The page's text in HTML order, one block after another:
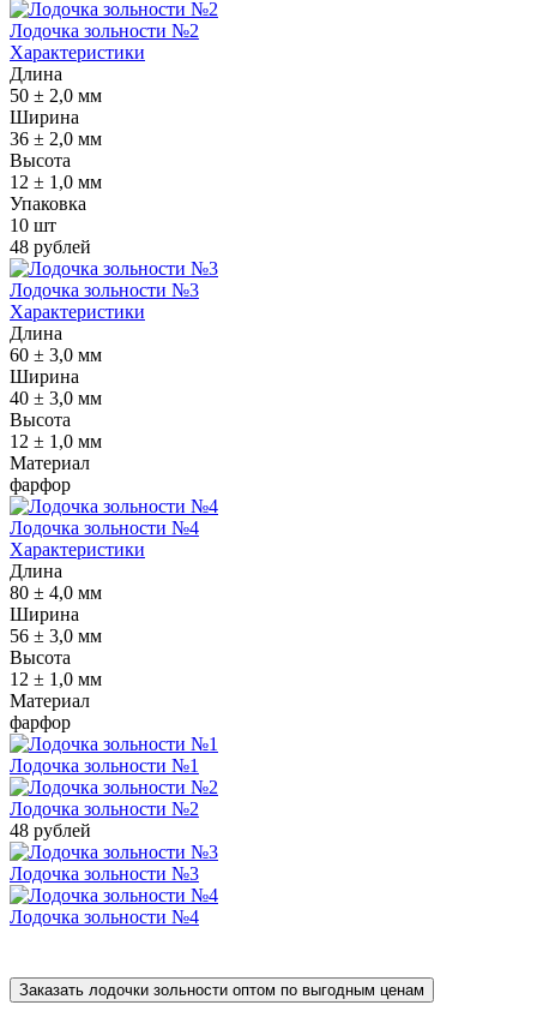
Лодочка зольности №2
Характеристики
Длина
50 ± 2,0 мм
Ширина
36 ± 2,0 мм
Высота
12 ± 1,0 мм
Упаковка
10 шт
48 рублей
Лодочка зольности №3
Характеристики
Длина
60 ± 3,0 мм
Ширина
40 ± 3,0 мм
Высота
12 ± 1,0 мм
Материал
фарфор
Лодочка зольности №4
Характеристики
Длина
80 ± 4,0 мм
Ширина
56 ± 3,0 мм
Высота
12 ± 1,0 мм
Материал
фарфор
Лодочка зольности №1
Лодочка зольности №2
48 рублей
Лодочка зольности №3
Лодочка зольности №4
Заказать лодочки зольности оптом по выгодным ценам